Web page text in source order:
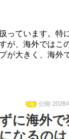
ています。
、海外では
大きく、海外